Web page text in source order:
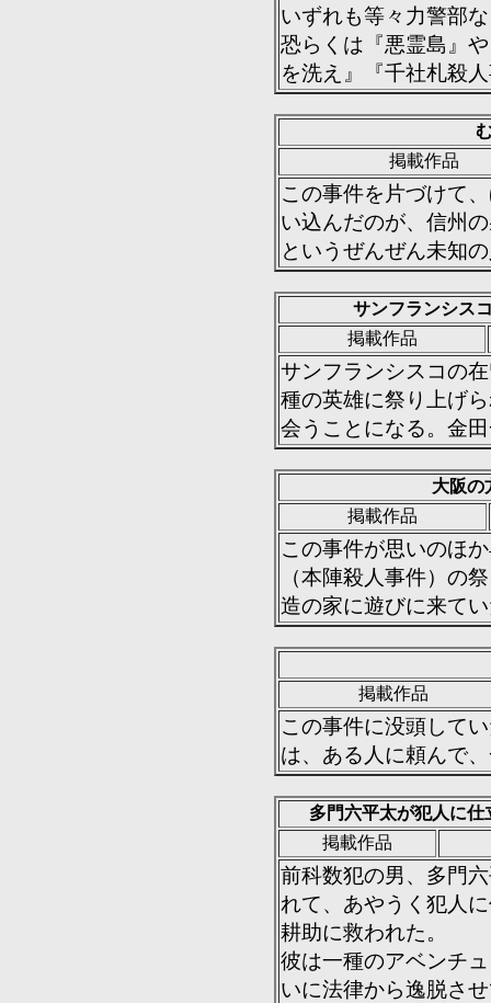
いずれも等々力警部
恐らくは『悪霊島』
を洗え』『千社札殺
掲載作品
この事件を片づけて
い込んだのが、信州
というぜんぜん未知
サンフランシス
掲載作品
サンフランシスコの
種の英雄に祭り上げ
会うことになる。金
大阪の
掲載作品
この事件が思いのほ
（本陣殺人事件）の
造の家に遊びに来て
掲載作品
この事件に没頭して
は、ある人に頼んで
多門六平太が犯人に
掲載作品
前科数犯の男、多門
れて、あやうく犯人
耕助に救われた。
彼は一種のアベンチ
いに法律から逸脱さ